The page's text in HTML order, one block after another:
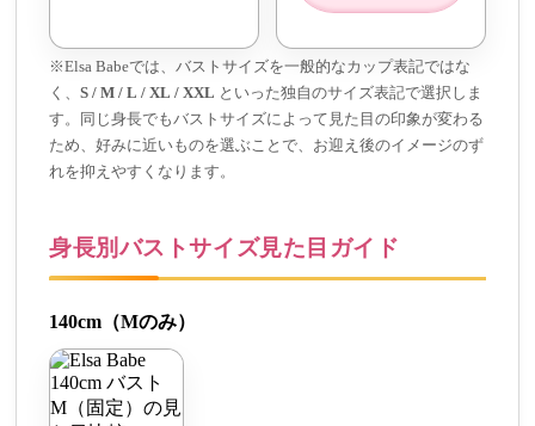
※Elsa Babeでは、バストサイズを一般的なカップ表記ではな
く、 S / M / L / XL / XXL といった独自のサイズ表記で選択しま
す。同じ身長でもバストサイズによって見た目の印象が変わる
ため、好みに近いものを選ぶことで、お迎え後のイメージのず
れを抑えやすくなります。
身長別バストサイズ見た目ガイド
140cm（Mのみ）